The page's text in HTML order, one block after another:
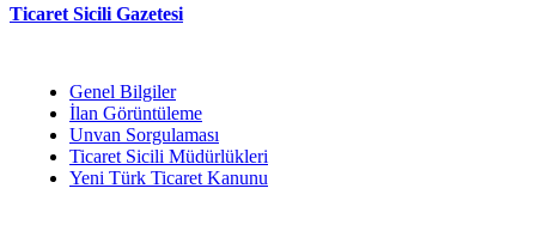
Ticaret Sicili Gazetesi
Genel Bilgiler
İlan Görüntüleme
Unvan Sorgulaması
Ticaret Sicili Müdürlükleri
Yeni Türk Ticaret Kanunu